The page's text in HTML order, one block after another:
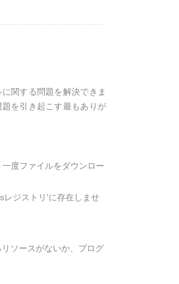
関する問題を解決できま
を引き起こす最もありが
度ファイルをダウンロー
レジストリ'に存在しませ
ソースがないか、プログ